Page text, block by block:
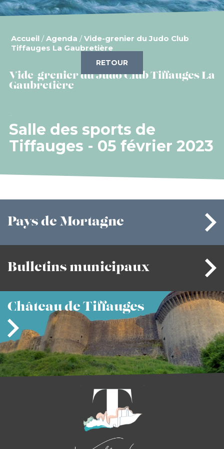
Accueil /Agenda /Vide-grenier du Judo Club
Tiffauges La Gaubretière
RETOUR
Vide-grenier du Judo Club Tiffauges La
Gaubretière
Salle des sports de
Tiffauges - 05 février 2023
Pays de Mortagne
Bulletins municipaux
Châteaude Tiffauges